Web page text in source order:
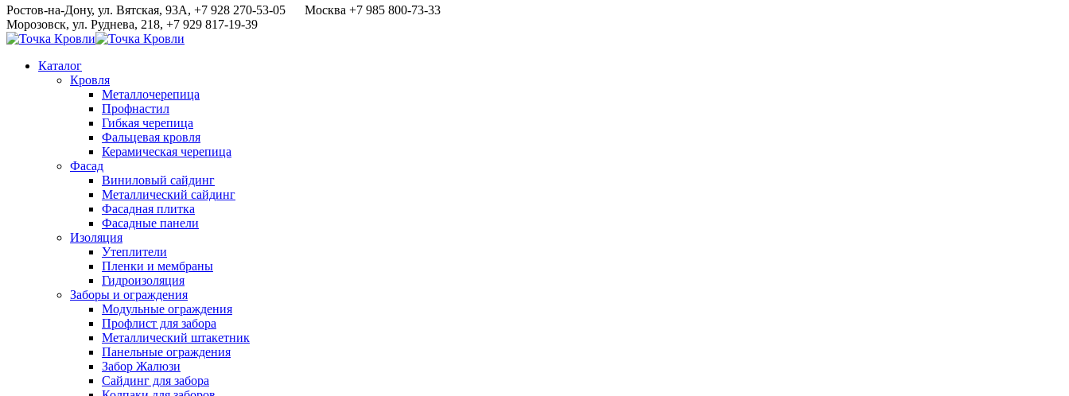
Ростов-на-Дону, ул. Вятская, 93А, +7 928 270-53-05 Москва +7 985 800-73-33
Морозовск, ул. Руднева, 218, +7 929 817-19-39
Каталог
Кровля
Металлочерепица
Профнастил
Гибкая черепица
Фальцевая кровля
Керамическая черепица
Фасад
Виниловый сайдинг
Металлический сайдинг
Фасадная плитка
Фасадные панели
Изоляция
Утеплители
Пленки и мембраны
Гидроизоляция
Заборы и ограждения
Модульные ограждения
Профлист для забора
Металлический штакетник
Панельные ограждения
Забор Жалюзи
Сайдинг для забора